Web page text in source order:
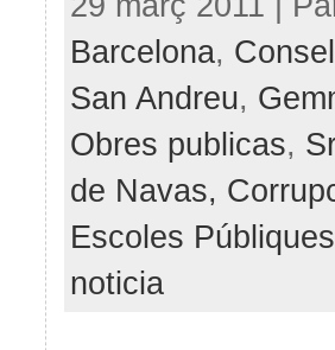
Barcelona,
San Andreu,
Obres publicas,
de Navas,
Escoles
noticia